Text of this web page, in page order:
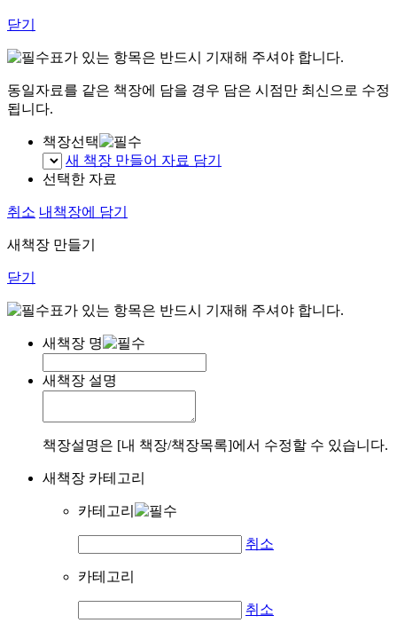
닫기
표가 있는 항목은 반드시 기재해 주셔야 합니다.
동일자료를 같은 책장에 담을 경우 담은 시점만 최신으로 수정
됩니다.
책장선택
새 책장 만들어 자료 담기
선택한 자료
취소 내책장에 담기
새책장 만들기
닫기
표가 있는 항목은 반드시 기재해 주셔야 합니다.
새책장 명
새책장 설명
책장설명은 [내 책장/책장목록]에서 수정할 수 있습니다.
새책장 카테고리
카테고리
취소
카테고리
취소